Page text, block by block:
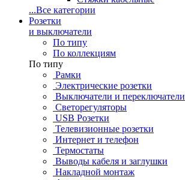
...Все категории
Розетки
и выключатели
По типу
По коллекциям
По типу
Рамки
Электрические розетки
Выключатели и переключатели
Светорегуляторы
USB Розетки
Телевизионные розетки
Интернет и телефон
Термостаты
Выводы кабеля и заглушки
Накладной монтаж